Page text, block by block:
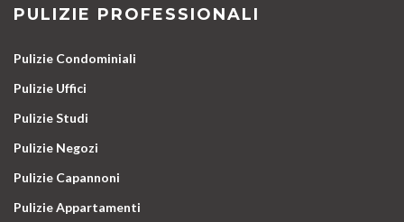
PULIZIE PROFESSIONALI
Pulizie Condominiali
Pulizie Uffici
Pulizie Studi
Pulizie Negozi
Pulizie Capannoni
Pulizie Appartamenti